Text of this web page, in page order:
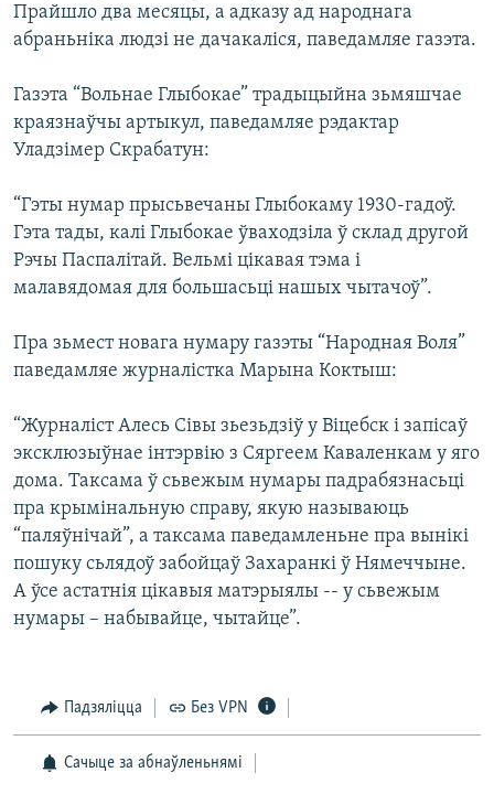
Прайшло два месяцы, а адказу ад народнага
абраньніка людзі не дачакаліся, паведамляе газэта.
Газэта “Вольнае Глыбокае” традыцыйна зьмяшчае
краязнаўчы артыкул, паведамляе рэдактар
Уладзімер Скрабатун:
“Гэты нумар прысьвечаны Глыбокаму 1930-гадоў.
Гэта тады, калі Глыбокае ўваходзіла ў склад другой
Рэчы Паспалітай. Вельмі цікавая тэма і
малавядомая для большасьці нашых чытачоў”.
Пра зьмест новага нумару газэты “Народная Воля”
паведамляе журналістка Марына Коктыш:
“Журналіст Алесь Сівы зьезьдзіў у Віцебск і запісаў
эксклюзыўнае інтэрвію з Сяргеем Каваленкам у яго
дома. Таксама ў сьвежым нумары падрабязнасьці
пра крымінальную справу, якую называюць
“паляўнічай”, а таксама паведамленьне пра вынікі
пошуку сьлядоў забойцаў Захаранкі ў Нямеччыне.
А ўсе астатнія цікавыя матэрыялы -- у сьвежым
нумары – набывайце, чытайце”.
Падзяліцца Без VPN
Сачыце за абнаўленьнямі